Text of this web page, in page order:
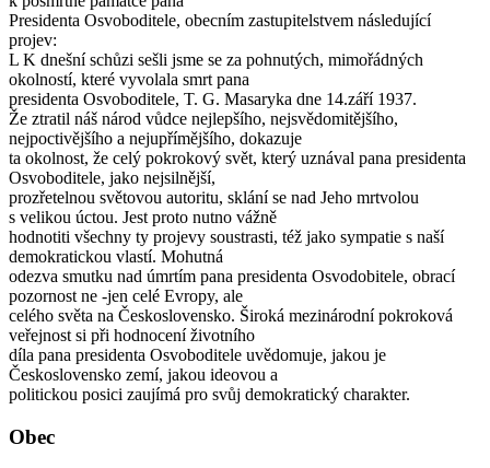
Presidenta Osvoboditele, obecním zastupitelstvem následující
projev:
L K dnešní schůzi sešli jsme se za pohnutých, mimořádných
okolností, které vyvolala smrt pana
presidenta Osvoboditele, T. G. Masaryka dne 14.září 1937.
Že ztratil náš národ vůdce nejlepšího, nejsvědomitějšího,
nejpoctivějšího a nejupřímějšího, dokazuje
ta okolnost, že celý pokrokový svět, který uznával pana presidenta
Osvoboditele, jako nejsilnější,
prozřetelnou světovou autoritu, sklání se nad Jeho mrtvolou
s velikou úctou. Jest proto nutno vážně
hodnotiti všechny ty projevy soustrasti, též jako sympatie s naší
demokratickou vlastí. Mohutná
odezva smutku nad úmrtím pana presidenta Osvodobitele, obrací
pozornost ne -jen celé Evropy, ale
celého světa na Československo. Široká mezinárodní pokroková
veřejnost si při hodnocení životního
díla pana presidenta Osvoboditele uvědomuje, jakou je
Československo zemí, jakou ideovou a
politickou posici zaujímá pro svůj demokratický charakter.
Obec